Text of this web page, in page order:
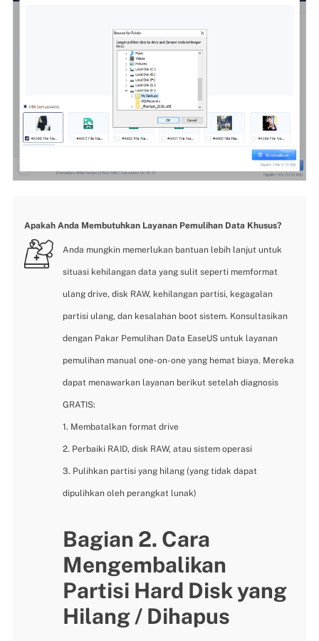
Apakah Anda Membutuhkan Layanan Pemulihan Data Khusus?
Anda mungkin memerlukan bantuan lebih lanjut untuk
situasi kehilangan data yang sulit seperti memformat
ulang drive, disk RAW, kehilangan partisi, kegagalan
partisi ulang, dan kesalahan boot sistem. Konsultasikan
dengan Pakar Pemulihan Data EaseUS untuk layanan
pemulihan manual one-on-one yang hemat biaya. Mereka
dapat menawarkan layanan berikut setelah diagnosis
GRATIS:
1. Membatalkan format drive
2. Perbaiki RAID, disk RAW, atau sistem operasi
3. Pulihkan partisi yang hilang (yang tidak dapat
dipulihkan oleh perangkat lunak)
Bagian 2. Cara
Mengembalikan
Partisi Hard Disk yang
Hilang / Dihapus